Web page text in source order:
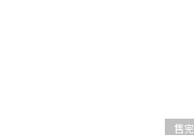
售完